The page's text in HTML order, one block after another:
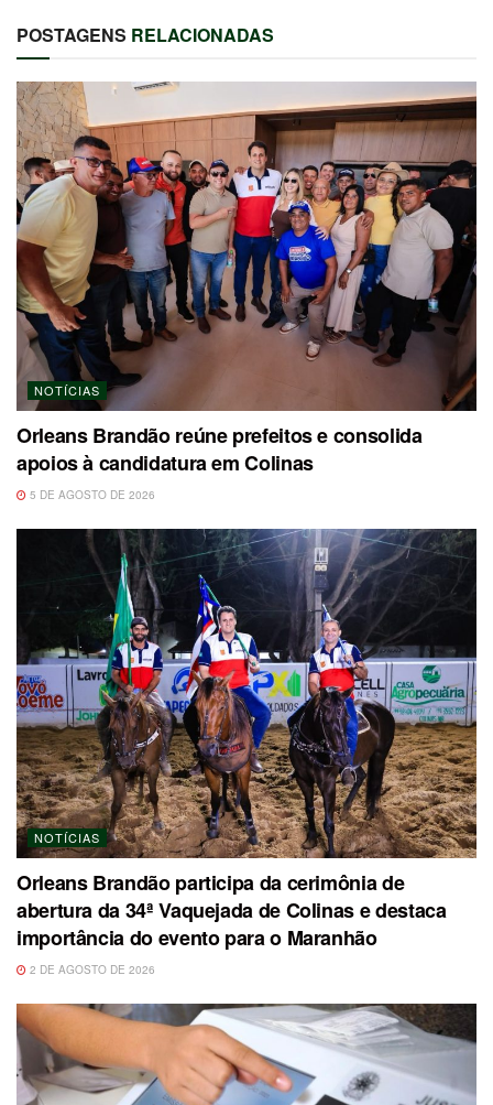
POSTAGENS RELACIONADAS
NOTÍCIAS
Orleans Brandão reúne prefeitos e consolida
apoios à candidatura em Colinas
5 DE AGOSTO DE 2026
NOTÍCIAS
Orleans Brandão participa da cerimônia de
abertura da 34ª Vaquejada de Colinas e destaca
importância do evento para o Maranhão
2 DE AGOSTO DE 2026